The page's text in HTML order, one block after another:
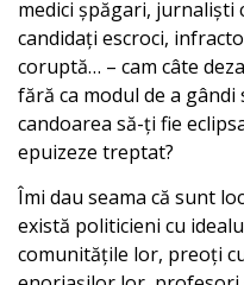
medici șpăgari,
candidați escroci,
coruptă… – cam câte
fără ca modul de a gândi
candoarea să-ți fie
epuizeze treptat?
Îmi dau seama că sunt
există politicieni cu
comunitățile lor, preoți